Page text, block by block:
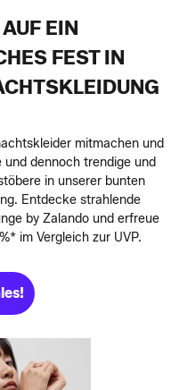
EIN
FEST IN
mitmachen und
dennoch trendige und
in unserer bunten
Entdecke strahlende
by Zalando und erfreue
im Vergleich zur UVP.